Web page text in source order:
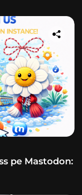
pe Mastodon: